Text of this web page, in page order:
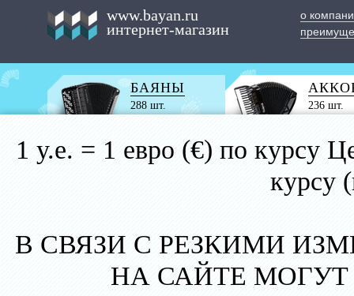
www.bayan.ru
интернет-магазин
о
БАЯНЫ
288 шт. 236 шт.
1 у.е. = 1 евро (€) по курсу
курсу
В СВЯЗИ С РЕЗКИМИ
НА САЙТЕ